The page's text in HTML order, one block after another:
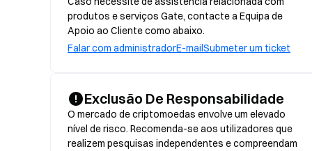
produtos e serviços Gate, contacte a Equipa de
Apoio ao Cliente como abaixo.
Falar com administradorE-mailSubmeter um ticket
Exclusão De Responsabilidade
O mercado de criptomoedas envolve um elevado
nível de risco. Recomenda-se aos utilizadores que
realizem pesquisas independentes e compreendam